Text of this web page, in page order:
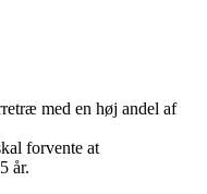
med en høj andel af
forvente at
år.